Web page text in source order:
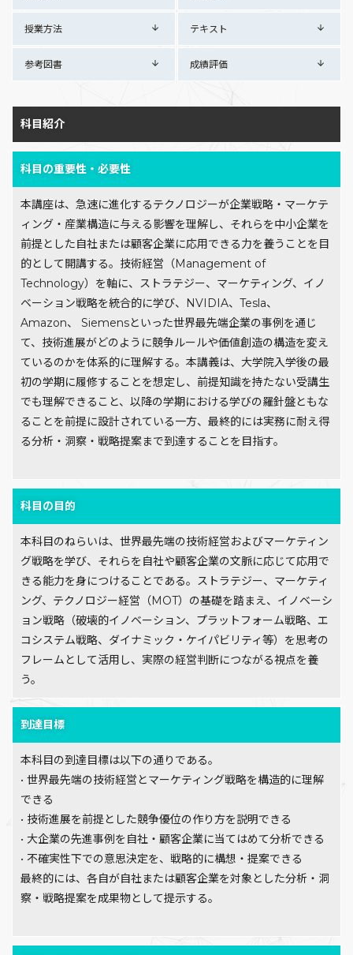
授業方法 テキスト
参考図書 成績評価
科目紹介
科目の重要性・必要性
本講座は、急速に進化するテクノロジーが企業戦略・マーケテ
ィング・産業構造に与える影響を理解し、それらを中小企業を
前提とした自社または顧客企業に応用できる力を養うことを目
的として開講する。技術経営（Management of
Technology）を軸に、ストラテジー、マーケティング、イノ
ベーション戦略を統合的に学び、NVIDIA、Tesla、
Amazon、 Siemensといった世界最先端企業の事例を通じ
て、技術進展がどのように競争ルールや価値創造の構造を変え
ているのかを体系的に理解する。本講義は、大学院入学後の最
初の学期に履修することを想定し、前提知識を持たない受講生
でも理解できること、以降の学期における学びの羅針盤ともな
ることを前提に設計されている一方、最終的には実務に耐え得
る分析・洞察・戦略提案まで到達することを目指す。
科目の目的
本科目のねらいは、世界最先端の技術経営およびマーケティン
グ戦略を学び、それらを自社や顧客企業の文脈に応じて応用で
きる能力を身につけることである。ストラテジー、マーケティ
ング、テクノロジー経営（MOT）の基礎を踏まえ、イノベーシ
ョン戦略（破壊的イノベーション、プラットフォーム戦略、エ
コシステム戦略、ダイナミック・ケイパビリティ等）を思考の
フレームとして活用し、実際の経営判断につながる視点を養
う。
到達目標
本科目の到達目標は以下の通りである。
• 世界最先端の技術経営とマーケティング戦略を構造的に理解
できる
• 技術進展を前提とした競争優位の作り方を説明できる
• 大企業の先進事例を自社・顧客企業に当てはめて分析できる
• 不確実性下での意思決定を、戦略的に構想・提案できる
最終的には、各自が自社または顧客企業を対象とした分析・洞
察・戦略提案を成果物として提示する。